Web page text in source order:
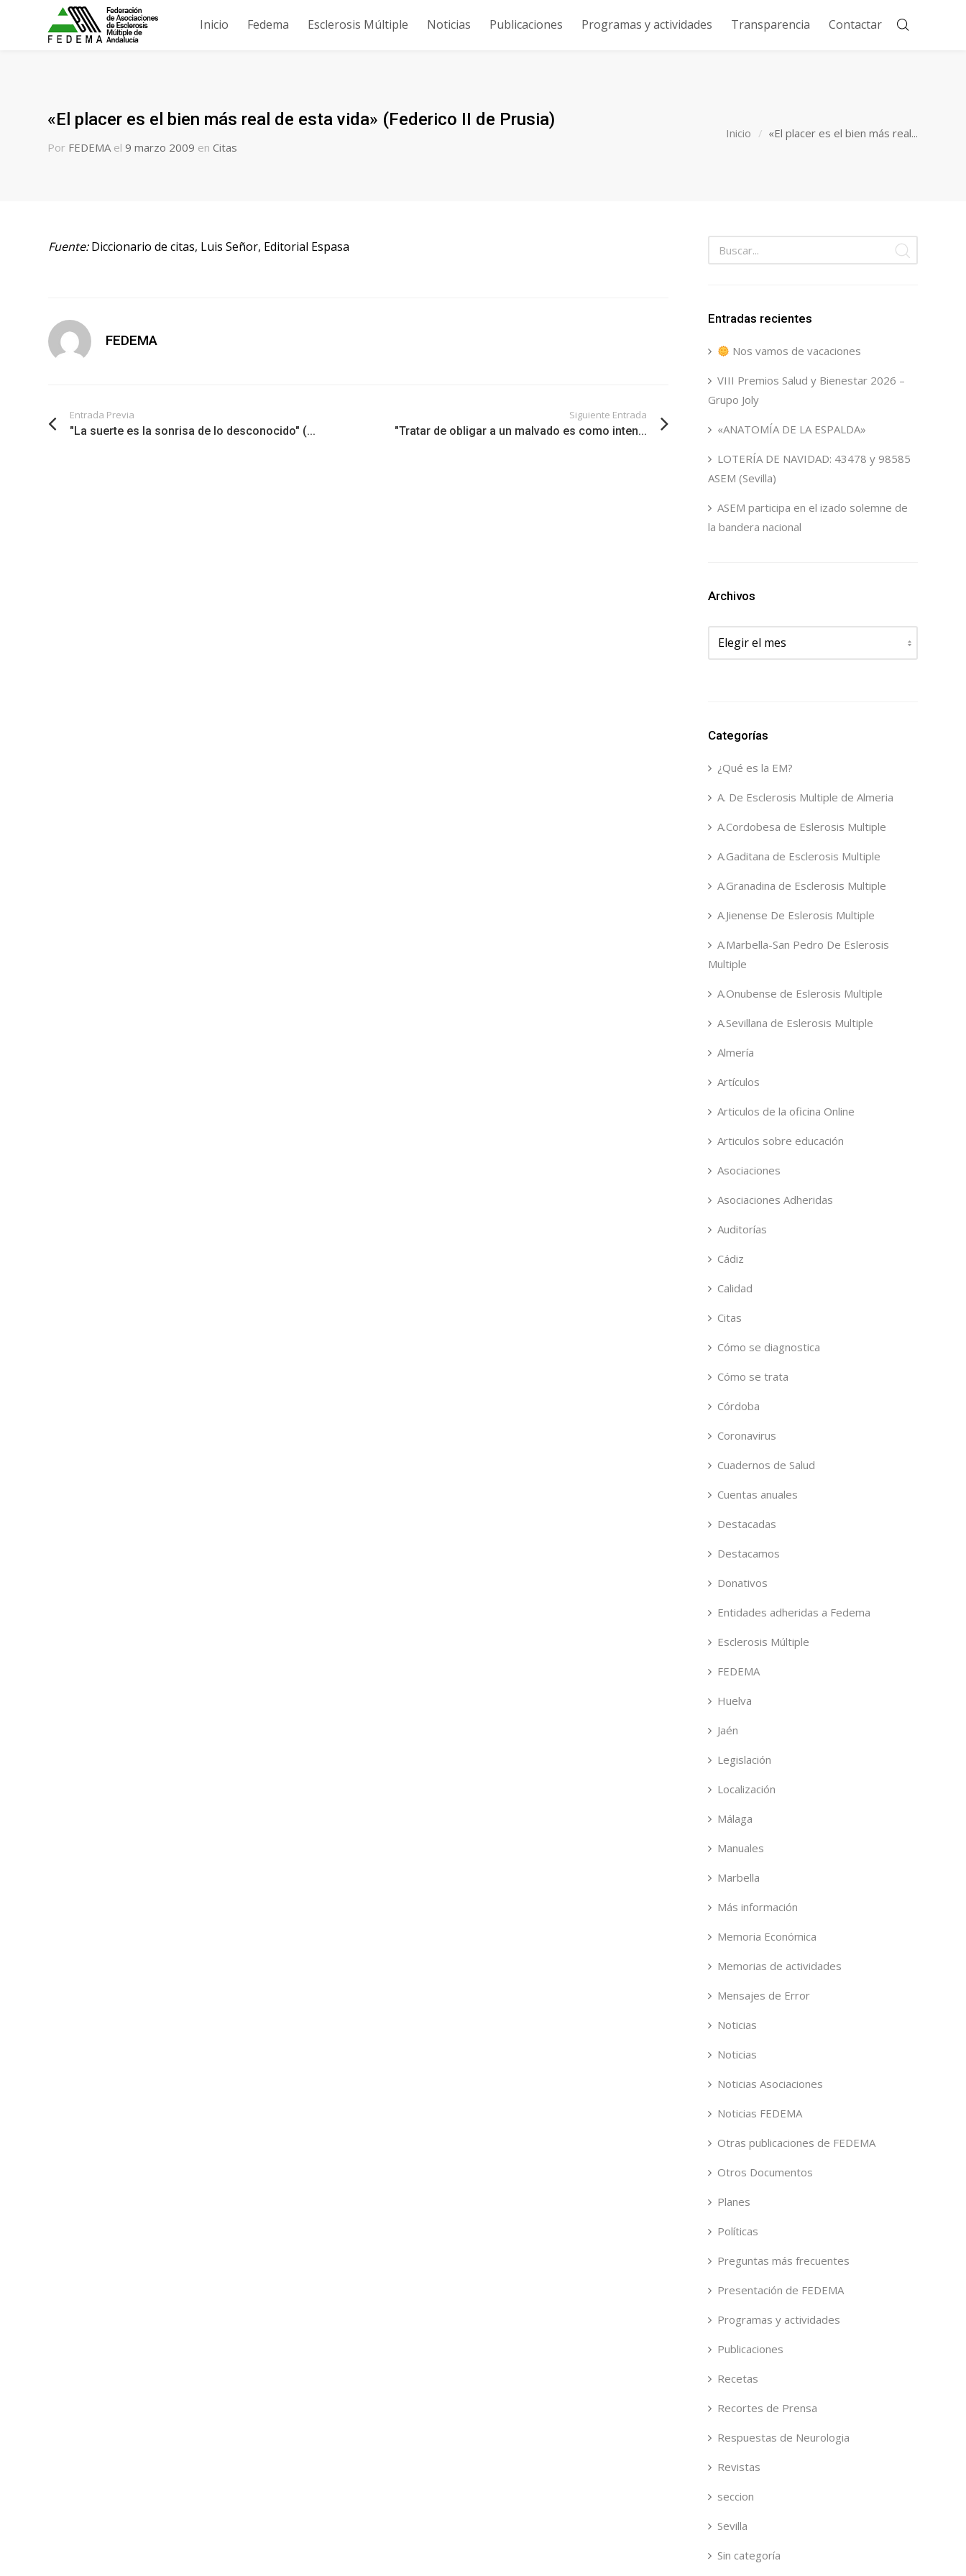
Inicio Fedema Esclerosis Múltiple Noticias Publicaciones Programas y actividades Transparencia Contactar
«El placer es el bien más real de esta vida» (Federico II de Prusia)
Por FEDEMA el 9 marzo 2009 en Citas
Inicio «El placer es el bien más real...
Fuente:Diccionario de citas, Luis Señor, Editorial Espasa
FEDEMA
Entrada Previa
"La suerte es la sonrisa de lo desconocido" (...
Siguiente Entrada
"Tratar de obligar a un malvado es como inten...
Entradas recientes
Nos vamos de vacaciones
VIII Premios Salud y Bienestar 2026 –
Grupo Joly
«ANATOMÍA DE LA ESPALDA»
LOTERÍA DE NAVIDAD: 43478 y 98585
ASEM (Sevilla)
ASEM participa en el izado solemne de
la bandera nacional
Archivos
Archivos
Categorías
¿Qué es la EM?
A. De Esclerosis Multiple de Almeria
A.Cordobesa de Eslerosis Multiple
A.Gaditana de Esclerosis Multiple
A.Granadina de Esclerosis Multiple
A.Jienense De Eslerosis Multiple
A.Marbella-San Pedro De Eslerosis
Multiple
A.Onubense de Eslerosis Multiple
A.Sevillana de Eslerosis Multiple
Almería
Artículos
Articulos de la oficina Online
Articulos sobre educación
Asociaciones
Asociaciones Adheridas
Auditorías
Cádiz
Calidad
Citas
Cómo se diagnostica
Cómo se trata
Córdoba
Coronavirus
Cuadernos de Salud
Cuentas anuales
Destacadas
Destacamos
Donativos
Entidades adheridas a Fedema
Esclerosis Múltiple
FEDEMA
Huelva
Jaén
Legislación
Localización
Málaga
Manuales
Marbella
Más información
Memoria Económica
Memorias de actividades
Mensajes de Error
Noticias
Noticias
Noticias Asociaciones
Noticias FEDEMA
Otras publicaciones de FEDEMA
Otros Documentos
Planes
Políticas
Preguntas más frecuentes
Presentación de FEDEMA
Programas y actividades
Publicaciones
Recetas
Recortes de Prensa
Respuestas de Neurologia
Revistas
seccion
Sevilla
Sin categoría